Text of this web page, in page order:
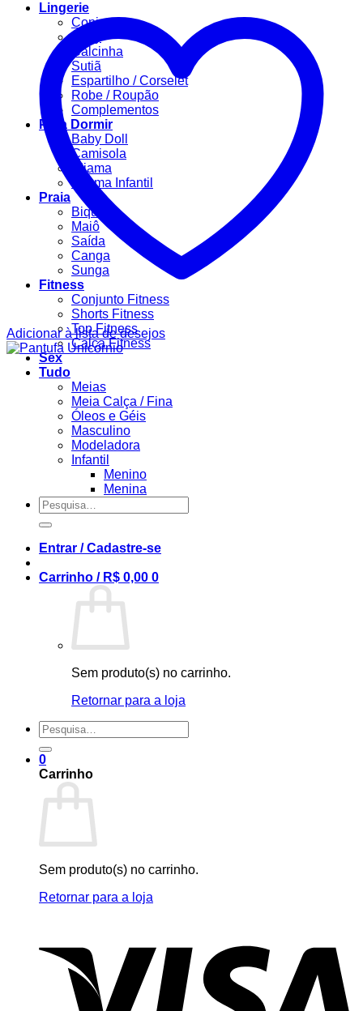
Lingerie
Conjuntos
Body
Calcinha
Sutiã
Espartilho / Corselet
Robe / Roupão
Complementos
Para Dormir
Baby Doll
Camisola
Pijama
Pijama Infantil
Praia
Biquíni
Maiô
Saída
Canga
Sunga
Fitness
Conjunto Fitness
Shorts Fitness
Top Fitness
Calça Fitness
Sex
Tudo
Meias
Meia Calça / Fina
Óleos e Géis
Masculino
Modeladora
Infantil
Menino
Menina
Pesquisar
por:
Entrar / Cadastre-se
Carrinho / R$ 0,00 0
Sem produto(s) no carrinho.
Retornar para a loja
Pesquisar
por:
0
Carrinho
Sem produto(s) no carrinho.
Retornar para a loja
Adicionar à lista de desejos